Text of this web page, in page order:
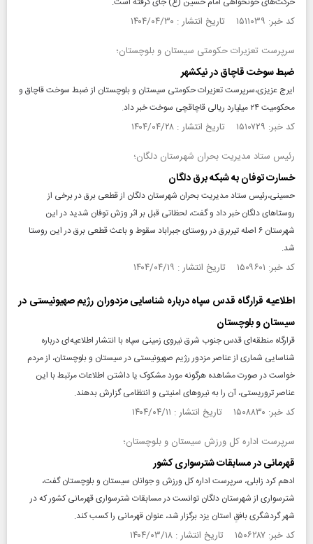
کد خبر: ۱۵۱۱۰۳۹ تاریخ انتشار : ۱۴۰۴/۰۴/۳۰
سرپرست تعزیرات حکومتی سیستان و بلوچستان؛
ضبط سوخت قاچاق در نیکشهر
ایرج عزیزی،سرپرست تعزیرات حکومتی سیستان و بلوچستان از ضبط سوخت قاچاق و
محکومیت ۲۴ میلیارد ریالی قاچاقچی سوخت خبر داد.
کد خبر: ۱۵۱۰۷۲۹ تاریخ انتشار : ۱۴۰۴/۰۴/۲۸
رئیس ستاد مدیریت بحران شهرستان دلگان؛
خسارت توفان به شبکه برق دلگان
حسینی،رئیس ستاد مدیریت بحران شهرستان دلگان از قطعی برق در برخی از
روستا‌های دلگان خبر داد و گفت، لحظاتی قبل بر اثر وزش توفان شدید در این
شهرستان ۶ اصله تیربرق در روستای جبراباد سقوط و باعث قطعی برق در این روستا
شد.
کد خبر: ۱۵۰۹۶۰۱ تاریخ انتشار : ۱۴۰۴/۰۴/۱۹
اطلاعیه قرارگاه قدس سپاه درباره شناسایی مزدوران رژیم صهیونیستی در
سیستان و بلوچستان
قرارگاه منطقه‌ای قدس جنوب شرق نیروی زمینی سپاه با انتشار اطلاعیه‌ای درباره
شناسایی شماری از عناصر مزدور رژیم صهیونیستی در سیستان و بلوچستان، از مردم
خواست در صورت مشاهده هرگونه مورد مشکوک یا داشتن اطلاعات مرتبط با این
عناصر تروریستی، آن را به نیروهای امنیتی و انتظامی گزارش بدهند.
کد خبر: ۱۵۰۸۸۳۰ تاریخ انتشار : ۱۴۰۴/۰۴/۱۱
سرپرست اداره کل ورزش سیستان و بلوچستان؛
قهرمانی در مسابقات شترسواری کشور
ادهم کرد زابلی، سرپرست اداره کل ورزش و جوانان سیستان و بلوچستان گفت،
شترسواری از شهرستان دلگان توانست در مسابقات شترسواری قهرمانی کشور که در
شهر گردشگری بافقِ استان یزد برگزار شد، عنوان قهرمانی را کسب کند.
کد خبر: ۱۵۰۶۲۸۷ تاریخ انتشار : ۱۴۰۴/۰۳/۱۸